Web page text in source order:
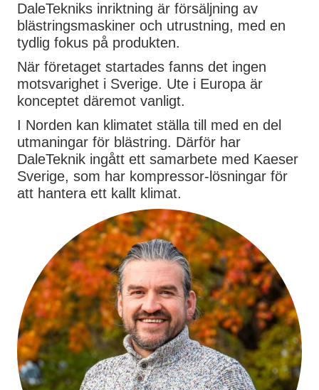
DaleTekniks inriktning är försäljning av
blästringsmaskiner och utrustning, med en
tydlig fokus på produkten.
När företaget startades fanns det ingen
motsvarighet i Sverige. Ute i Europa är
konceptet däremot vanligt.
I Norden kan klimatet ställa till med en del
utmaningar för blästring. Därför har
DaleTeknik ingått ett samarbete med Kaeser
Sverige, som har kompressor-lösningar för
att hantera ett kallt klimat.